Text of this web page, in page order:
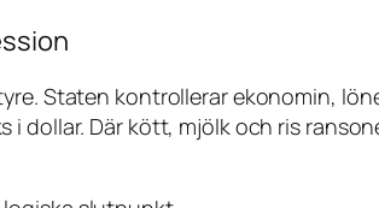
Staten kontrollerar ekonomin,
dollar. Där kött, mjölk och ris